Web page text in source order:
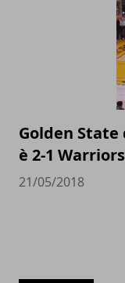
Golden State
è 2-1 Warriors
21/05/2018